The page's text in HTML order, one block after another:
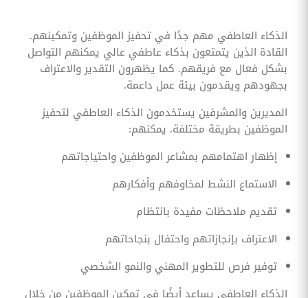
الذكاء العاطفي مهم جدًا في تحفيز الموظفين وتمكينهم.
القادة الذين يتمتعون بذكاء عاطفي عالي يمكنهم التواصل
بشكل فعال مع فريقهم. كما يظهرون التقدير والاعتراف
بجهودهم ويقدمون بيئة عمل داعمة.
المديرين والمشرفين يستخدمون الذكاء العاطفي لتحفيز
الموظفين بطريقة مختلفة. يمكنهم:
إظهار اهتمامهم بمشاعر الموظفين واحتياجاتهم
الاستماع النشط لمخاوفهم وأفكارهم
تقديم ملاحظات مفيدة بانتظام
الاعتراف بإنجازاتهم واحتفال بنجاحاتهم
توفير فرص للتطوير المهني والنمو الشخصي
الذكاء العاطفي يساعد أيضًا في تمكين الموظفين من خلال